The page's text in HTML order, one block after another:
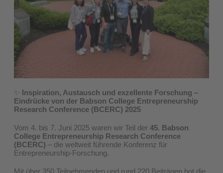
✨
Inspiration, Austausch und exzellente Forschung –
Eindrücke von der Babson College Entrepreneurship
Research Conference (BCERC) 2025
Vom 4. bis 7. Juni 2025 waren wir Teil der 45. Babson
College Entrepreneurship Research Conference
(BCERC) – die weltweit führende Konferenz für
Entrepreneurship-Forschung.
Mit über 350 Teilnehmenden und rund 220 Beiträgen bot die